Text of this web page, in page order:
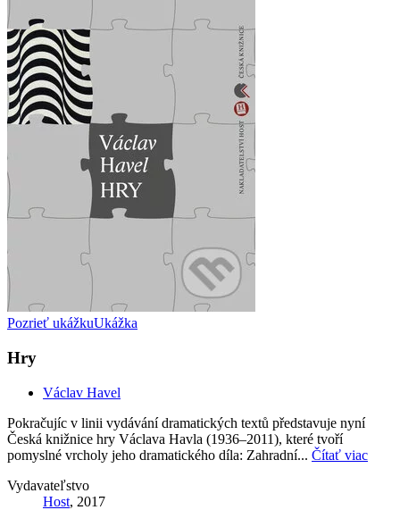
Pozrieť ukážkuUkážka
Hry
Václav Havel
Pokračujíc v linii vydávání dramatických textů představuje nyní
Česká knižnice hry Václava Havla (1936–2011), které tvoří
pomyslné vrcholy jeho dramatického díla: Zahradní... Čítať viac
Vydavateľstvo
Host, 2017